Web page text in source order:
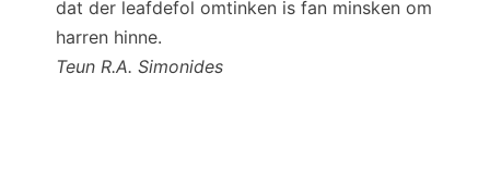
dat der leafdefol omtinken is fan minsken om
harren hinne.
Teun R.A. Simonides